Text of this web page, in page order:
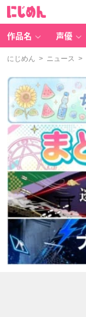
作品名 声優
にじめん > ニュース >